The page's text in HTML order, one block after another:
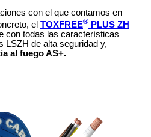
con el que contamos en
el TOXFREE® PLUS ZH
con todas las características
LSZH de alta seguridad y,
al fuego AS+.